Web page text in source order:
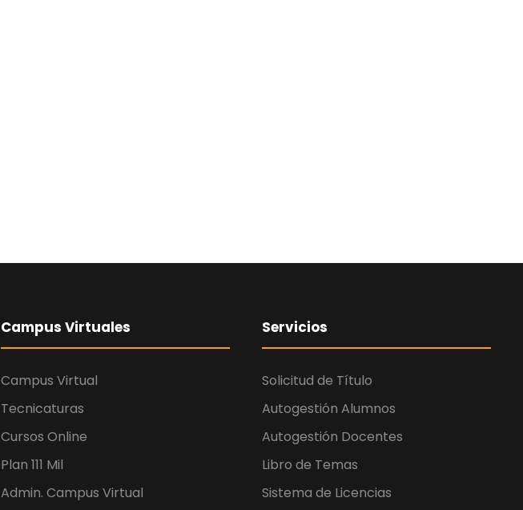
Campus Virtuales
Campus Virtual
Tecnicaturas
Cursos Online
Plan 111 Mil
Admin. Campus Virtual
Servicios
Solicitud de Título
Autogestión Alumnos
Autogestión Docentes
Libro de Temas
Sistema de Licencias